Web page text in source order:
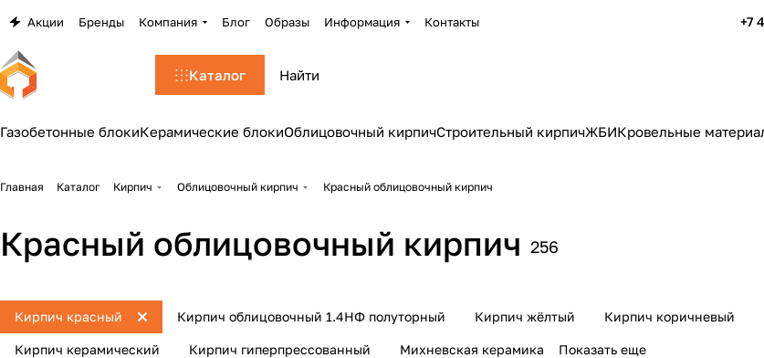
Акции Бренды Компания Блог Образы Информация Контакты +7
Каталог
Газобетонные блокиКерамические блокиОблицовочный кирпичСтроительный кирпичЖБИКровельные
Главная Каталог Кирпич Облицовочный кирпич Красный облицовочный кирпич
Красный облицовочный кирпич 256
Кирпич облицовочный 1.4НФ полуторный Кирпич жёлтый Кирпич коричневый
Кирпич красный
Кирпич керамический Кирпич гиперпрессованный Михневская керамика Показать еще